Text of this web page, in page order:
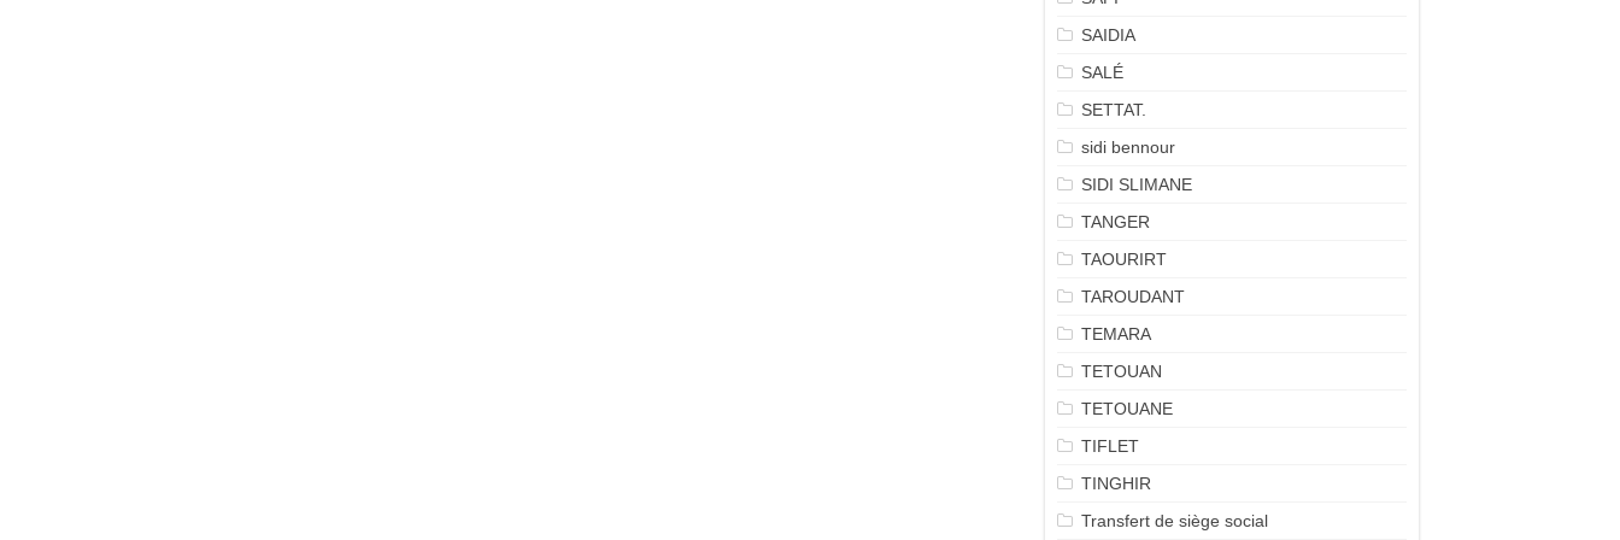
SAIDIA
SALÉ
SETTAT.
sidi bennour
SIDI SLIMANE
TANGER
TAOURIRT
TAROUDANT
TEMARA
TETOUAN
TETOUANE
TIFLET
TINGHIR
Transfert de siège social